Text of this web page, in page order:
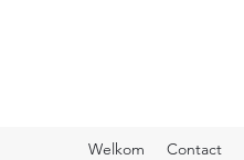
Welkom Contact